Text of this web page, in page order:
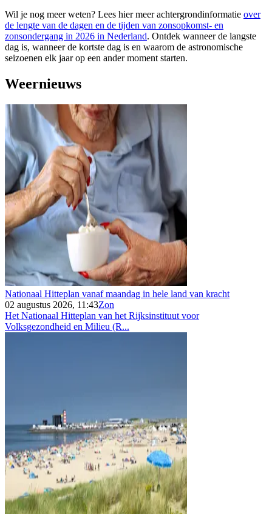
Wil je nog meer weten? Lees hier meer achtergrondinformatie over
de lengte van de dagen en de tijden van zonsopkomst- en
zonsondergang in 2026 in Nederland. Ontdek wanneer de langste
dag is, wanneer de kortste dag is en waarom de astronomische
seizoenen elk jaar op een ander moment starten.
Weernieuws
Nationaal Hitteplan vanaf maandag in hele land van kracht
02 augustus 2026, 11:43Zon
Het Nationaal Hitteplan van het Rijksinstituut voor
Volksgezondheid en Milieu (R...